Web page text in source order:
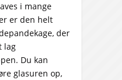
i mange
er den helt
der
lag
Du kan
glasuren op,